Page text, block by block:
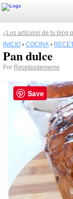
¿Los artículos de tu blog
INICIO › COCINA ›
Pan dulce
Por Recetasdememe
Save